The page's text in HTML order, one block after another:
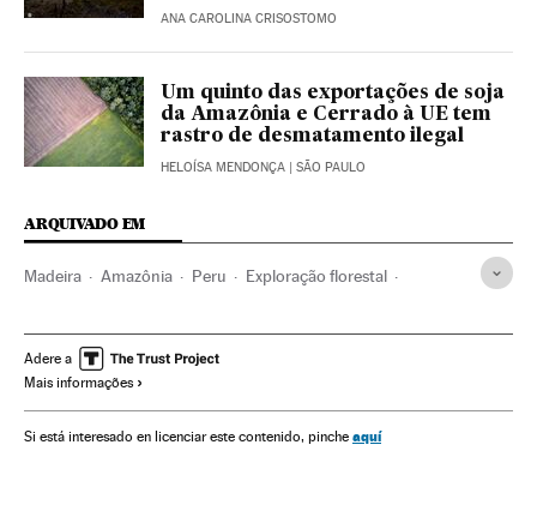
ANA CAROLINA CRISOSTOMO
Um quinto das exportações de soja
da Amazônia e Cerrado à UE tem
rastro de desmatamento ilegal
HELOÍSA MENDONÇA | SÃO PAULO
ARQUIVADO EM
Madeira Amazônia Peru Exploração florestal
Silvicultura Pobreza Agenda 2030
América do Sul
Adere a
Mais informações
Si está interesado en licenciar este contenido, pinche aquí